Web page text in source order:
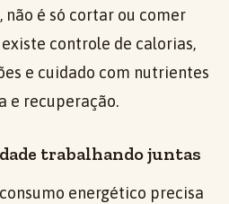
não é só cortar ou comer
controle de calorias,
e cuidado com nutrientes
e recuperação.
trabalhando juntas
energético precisa